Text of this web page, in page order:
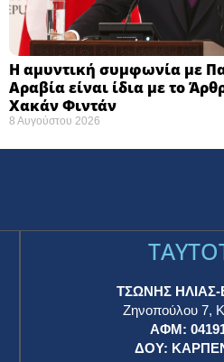
Η αμυντική συμφωνία με
Αραβία είναι ίδια με το
Χακάν Φιντάν
8 Αυγούστου 2026
ΤΣΩΝΗΣ ΗΛΙΑΣ-
Ζηνοπούλου 7,
ΑΦΜ:
ΔΟΥ: